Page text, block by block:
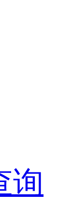
询